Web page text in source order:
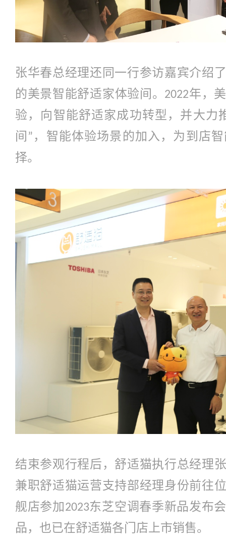
张华春总经理还同一行参访嘉宾介绍
的美景智能舒适家体验间。 2022年，
验，向智能舒适家成功转型，并大力
间 ” ，智能体验场景的加入，为到店
择。
结束参观行程后，舒适猫执行总经理
兼职舒适猫运营支持部经理身份前往
舰店参加2023东芝空调春季新品发布
品，也已在舒适猫各门店上市销售。